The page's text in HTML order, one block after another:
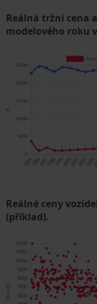
Reálná tržní cena
modelového roku
Reálné ceny
(příklad).